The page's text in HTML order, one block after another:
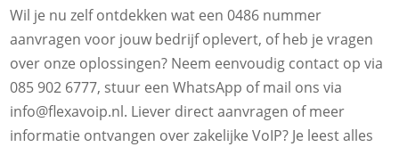
Wil je nu zelf ontdekken wat een 0486 nummer
aanvragen voor jouw bedrijf oplevert, of heb je vragen
over onze oplossingen? Neem eenvoudig contact op via
085 902 6777, stuur een WhatsApp of mail ons via
info@flexavoip.nl. Liever direct aanvragen of meer
informatie ontvangen over zakelijke VoIP? Je leest alles